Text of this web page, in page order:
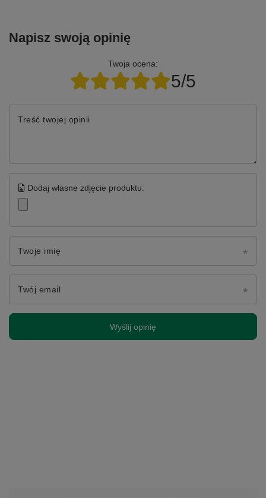
Napisz swoją opinię
Twoja ocena:
5/5
Treść twojej opinii
Dodaj własne zdjęcie produktu:
Twoje imię
Twój email
Wyślij opinię